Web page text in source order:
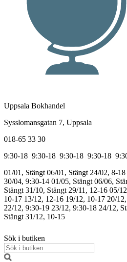
Uppsala Bokhandel
Sysslomansgatan 7, Uppsala
018-65 33 30
9:30-18 9:30-18 9:30-18 9:30-18
01/01, Stängt 06/01, Stängt 24/02, 8-18
30/04, 9:30-14 01/05, Stängt 06/06,
Stängt 31/10, Stängt 29/11, 12-16 05/
10-17 13/12, 12-16 19/12, 10-17 20/
22/12, 9:30-19 23/12, 9:30-18 24/12,
Stängt 31/12, 10-15
Sök i butiken